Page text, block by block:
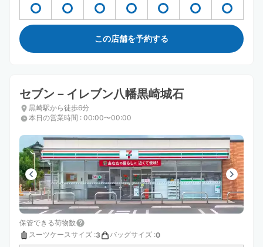
この店舗を予約する
セブン－イレブン八幡黒崎城石
黒崎駅から徒歩6分
本日の営業時間 : 00:00〜00:00
保管できる荷物数
スーツケースサイズ :3 バッグサイズ :0